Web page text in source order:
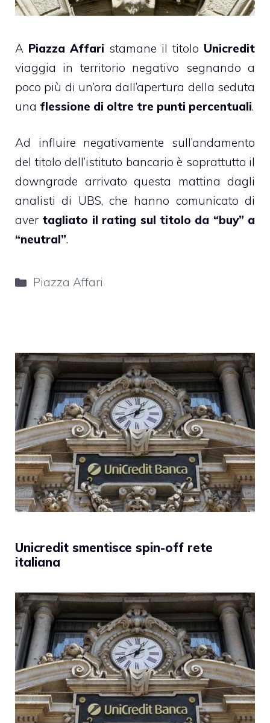
A Piazza Affari stamane il titolo Unicredit
viaggia in territorio negativo segnando a
poco più di un’ora dall’apertura della seduta
una flessione di oltre tre punti percentuali.
Ad influire negativamente sull’andamento
del titolo dell’istituto bancario è soprattutto il
downgrade arrivato questa mattina dagli
analisti di UBS, che hanno comunicato di
aver tagliato il rating sul titolo da “buy” a
“neutral”.
Categorie
Piazza Affari
Unicredit smentisce spin-off rete
italiana